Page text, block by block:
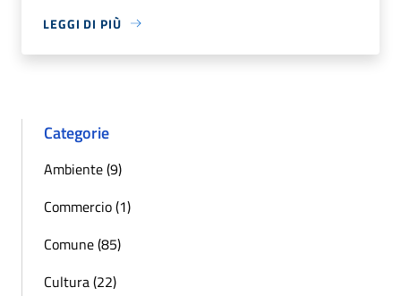
LEGGI DI PIÙ
Categorie
Ambiente (9)
Commercio (1)
Comune (85)
Cultura (22)